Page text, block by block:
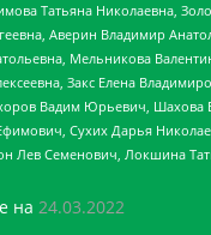
Татьяна Николаевна,
Аверин Владимир
Мельникова
Закс Елена
Вадим Юрьевич, Шахова
Сухих Дарья
Лев Семенович, Локшина
на 24.03.2022